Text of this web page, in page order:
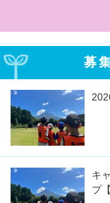
募
キ
プ